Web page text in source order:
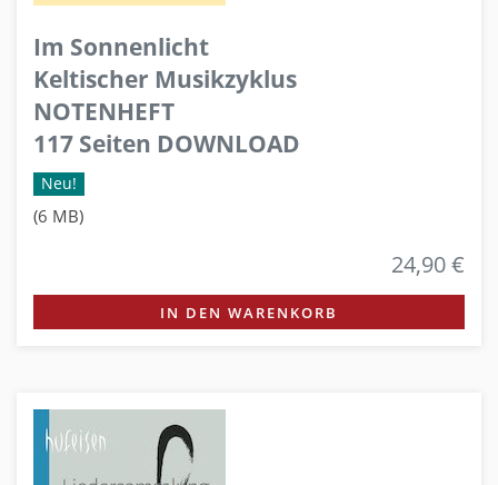
Im Sonnenlicht
Keltischer Musikzyklus
NOTENHEFT
117 Seiten DOWNLOAD
Neu!
(6 MB)
24,90 €
IN DEN WARENKORB